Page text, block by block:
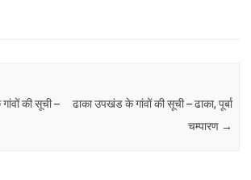
की सूची –
ढाका उपखंड के गांवों की सूची – ढाका, पूर्बा
चम्पारण →